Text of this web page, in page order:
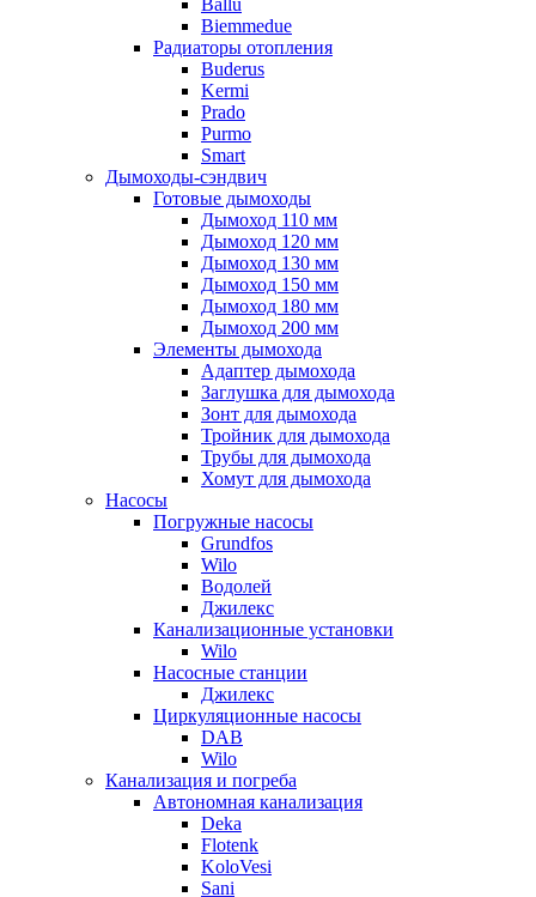
Ballu
Biemmedue
Радиаторы отопления
Buderus
Kermi
Prado
Purmo
Smart
Дымоходы-сэндвич
Готовые дымоходы
Дымоход 110 мм
Дымоход 120 мм
Дымоход 130 мм
Дымоход 150 мм
Дымоход 180 мм
Дымоход 200 мм
Элементы дымохода
Адаптер дымохода
Заглушка для дымохода
Зонт для дымохода
Тройник для дымохода
Трубы для дымохода
Хомут для дымохода
Насосы
Погружные насосы
Grundfos
Wilo
Водолей
Джилекс
Канализационные установки
Wilo
Насосные станции
Джилекс
Циркуляционные насосы
DAB
Wilo
Канализация и погреба
Автономная канализация
Deka
Flotenk
KoloVesi
Sani